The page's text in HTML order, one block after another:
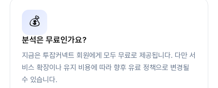
💰
분석은 무료인가요?
지금은 투잡커넥트 회원에게 모두 무료로 제공됩니다. 다만 서
비스 확장이나 유지 비용에 따라 향후 유료 정책으로 변경될
수 있습니다.